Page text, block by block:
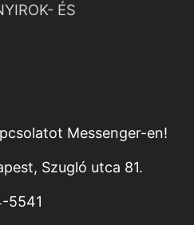
ÉS
Messenger-en!
Szugló utca 81.
5541